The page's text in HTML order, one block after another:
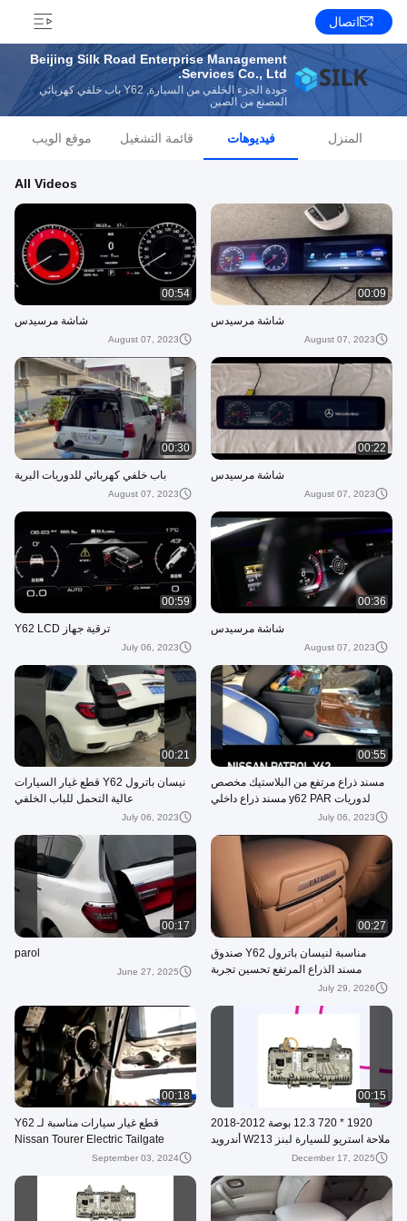
اتصال
Beijing Silk Road Enterprise Management
Services Co., Ltd.
جودة الجزء الخلفي من السيارة, Y62 باب خلفي كهربائي
المصنع من الصين
المنزل فيديوهات قائمة التشغيل موقع الويب
All Videos
00:09
شاشة مرسيدس
August 07, 2023
00:54
شاشة مرسيدس
August 07, 2023
00:22
شاشة مرسيدس
August 07, 2023
00:30
باب خلفي كهربائي للدوريات البرية
August 07, 2023
00:36
شاشة مرسيدس
August 07, 2023
00:59
ترقية جهاز Y62 LCD
July 06, 2023
00:55
مسند ذراع مرتفع من البلاستيك مخصص
لدوريات y62 PAR مسند ذراع داخلي
July 06, 2023
00:21
نيسان باترول Y62 قطع غيار السيارات
عالية التحمل للباب الخلفي
July 06, 2023
00:27
مناسبة لنيسان باترول Y62 صندوق
مسند الذراع المرتفع تحسين تجربة
July 29, 2026
00:17
parol
June 27, 2025
00:15
1920 * 720 12.3 بوصة 2012-2018
ملاحة استريو للسيارة لبنز W213 أندرويد
11 شاشة الوسائط المتعددة
December 17, 2025
00:18
قطع غيار سيارات مناسبة لـ Y62
Nissan Tourer Electric Tailgate
System Tailgate LifterSeptember 03, 2024